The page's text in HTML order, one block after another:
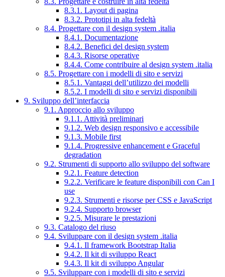
8.3.1. Layout di pagina
8.3.2. Prototipi in alta fedeltà
8.4. Progettare con il design system .italia
8.4.1. Documentazione
8.4.2. Benefici del design system
8.4.3. Risorse operative
8.4.4. Come contribuire al design system .italia
8.5. Progettare con i modelli di sito e servizi
8.5.1. Vantaggi dell’utilizzo dei modelli
8.5.2. I modelli di sito e servizi disponibili
9. Sviluppo dell’interfaccia
9.1. Approccio allo sviluppo
9.1.1. Attività preliminari
9.1.2. Web design responsivo e accessibile
9.1.3. Mobile first
9.1.4. Progressive enhancement e Graceful
degradation
9.2. Strumenti di supporto allo sviluppo del software
9.2.1. Feature detection
9.2.2. Verificare le feature disponibili con Can I
use
9.2.3. Strumenti e risorse per CSS e JavaScript
9.2.4. Supporto browser
9.2.5. Misurare le prestazioni
9.3. Catalogo del riuso
9.4. Sviluppare con il design system .italia
9.4.1. Il framework Bootstrap Italia
9.4.2. Il kit di sviluppo React
9.4.3. Il kit di sviluppo Angular
9.5. Sviluppare con i modelli di sito e servizi